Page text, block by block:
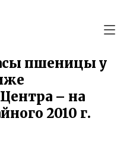
пшеницы у
– на
2010 г.